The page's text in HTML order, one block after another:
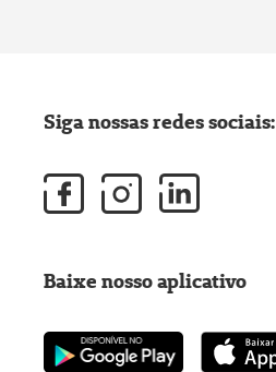
Siga nossas redes sociais:
Baixe nosso aplicativo